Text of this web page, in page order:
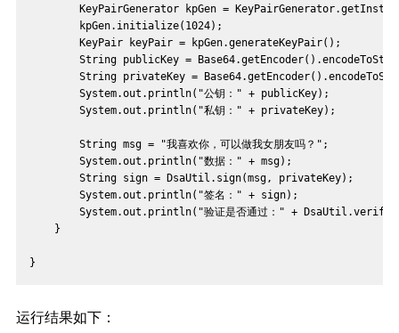
KeyPairGenerator kpGen =
        kpGen.initialize(1024);
        KeyPair keyPair = kpGen.generateKeyPair();
String publicKey =
String privateKey =
        System.out.println("公钥：" + publicKey);
        System.out.println("私钥：" + privateKey);
        String msg = "我喜欢你，可以做我女朋友吗？";
        System.out.println("数据：" + msg);
        String sign = DsaUtil.sign(msg, privateKey);
        System.out.println("签名：" + sign);
System.out.println("验证是否通过：" +
    }
}
运行结果如下：